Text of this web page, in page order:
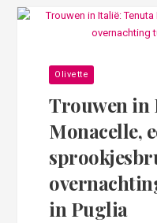
Olivette
Trouwen in
Monacelle,
in Puglia